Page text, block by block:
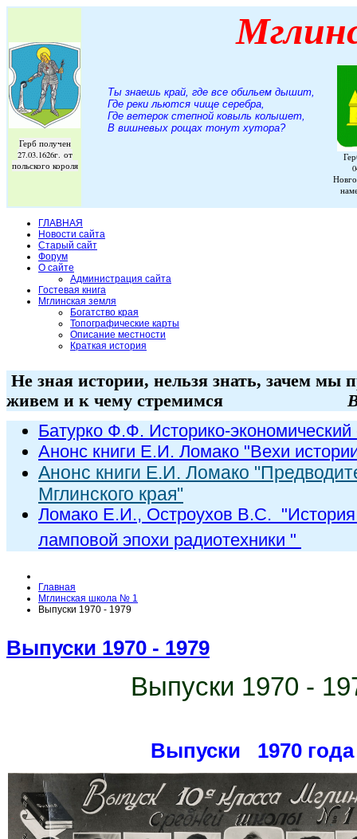
Герб получен
27.03.1626г. от
польского короля
Ты знаешь край, где все обильем дышит,
Где реки льются чище серебра,
Где ветерок степной ковыль колышет,
В вишневых рощах тонут хутора?
ГЛАВНАЯ
Новости сайта
Старый сайт
Форум
О сайте
Администрация сайта
Гостевая книга
Мглинская земля
Богатство края
Топографические карты
Описание местности
Краткая история
Не зная истории, нельзя знать, зачем мы
живем и к чему стремимся
Батурко Ф.Ф. Историко-экономический
Анонс книги Е.И. Ломако "Вехи
Анонс книги Е.И. Ломако
Мглинского края"
Ломако Е.И., Остроухов В.С. "
ламповой эпохи радиотехники "
Главная
Мглинская школа № 1
Выпуски 1970 - 1979
Выпуски 1970 - 1979
Выпуски 1970 -
Выпуски 1970 года